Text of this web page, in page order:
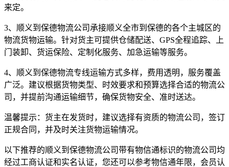
来定。
3、顺义到保德物流公司承接顺义全市到保德的各个主城区的
物流货物运输。针对货主可提供仓储配送、GPS全程追踪、上
门装卸、货运保险、定制化服务、加急运输等服务。
4、顺义到保德物流专线运输方式多样，费用透明，服务覆盖
广泛。建议根据货物类型、时效要求和预算选择合适的物流公
司，并提前沟通运输细节，确保货物安全、准时送达。
温馨提示： 货主在发货时，建议选择有资质的物流公司，签订
正规合同，并及时关注货物运输情况。
以下推荐的顺义到保德物流公司带有物信通标识的物流公司均
经过工商认证和实名认证，您还可以参考物信通年限，会员认